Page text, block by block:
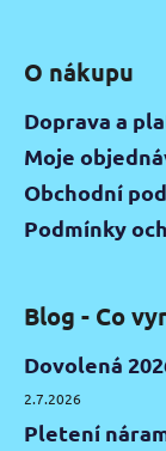
O nákupu
Doprava a
Moje
Obchodní
Podmínky
Blog - Co
Dovolená
2.7.2026
Pletení